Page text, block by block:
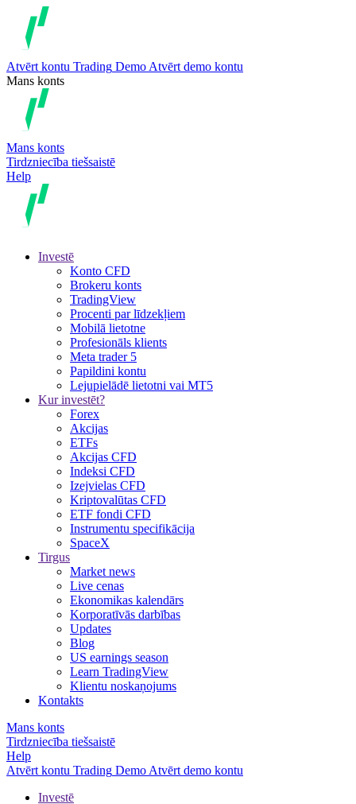
Atvērt kontu Trading Demo Atvērt demo kontu
Mans konts
Mans konts
Tirdzniecība tiešsaistē
Help
Investē
Konto CFD
Brokeru konts
TradingView
Procenti par līdzekļiem
Mobilā lietotne
Profesionāls klients
Meta trader 5
Papildini kontu
Lejupielādē lietotni vai MT5
Kur investēt?
Forex
Akcijas
ETFs
Akcijas CFD
Indeksi CFD
Izejvielas CFD
Kriptovalūtas CFD
ETF fondi CFD
Instrumentu specifikācija
SpaceX
Tirgus
Market news
Live cenas
Ekonomikas kalendārs
Korporatīvās darbības
Updates
Blog
US earnings season
Learn TradingView
Klientu noskaņojums
Kontakts
Mans konts
Tirdzniecība tiešsaistē
Help
Atvērt kontu Trading Demo Atvērt demo kontu
Investē